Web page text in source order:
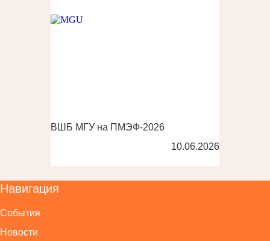
ВШБ МГУ на ПМЭФ-2026
10.06.2026
Навигация
События
Новости